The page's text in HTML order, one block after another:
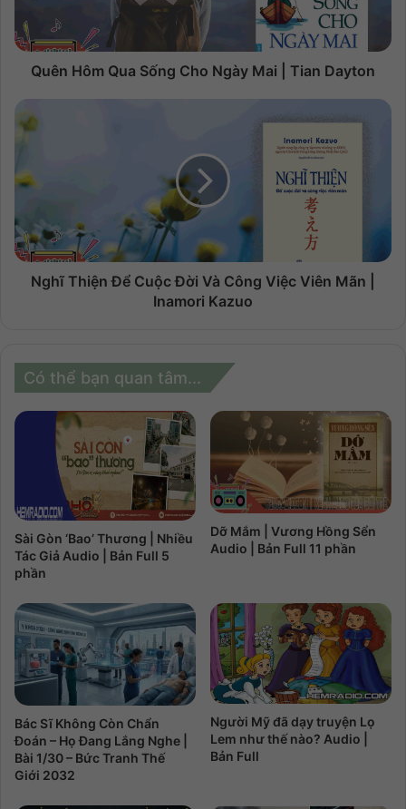
Quên Hôm Qua Sống Cho Ngày Mai | Tian Dayton
Nghĩ Thiện Để Cuộc Đời Và Công Việc Viên Mãn |
Inamori Kazuo
Có thể bạn quan tâm...
Sài Gòn ‘Bao’ Thương | Nhiều
Tác Giả Audio | Bản Full 5
phần
Dỡ Mắm | Vương Hồng Sển
Audio | Bản Full 11 phần
Bác Sĩ Không Còn Chẩn
Đoán – Họ Đang Lắng Nghe |
Bài 1/30 – Bức Tranh Thế
Giới 2032
Người Mỹ đã dạy truyện Lọ
Lem như thế nào? Audio |
Bản Full